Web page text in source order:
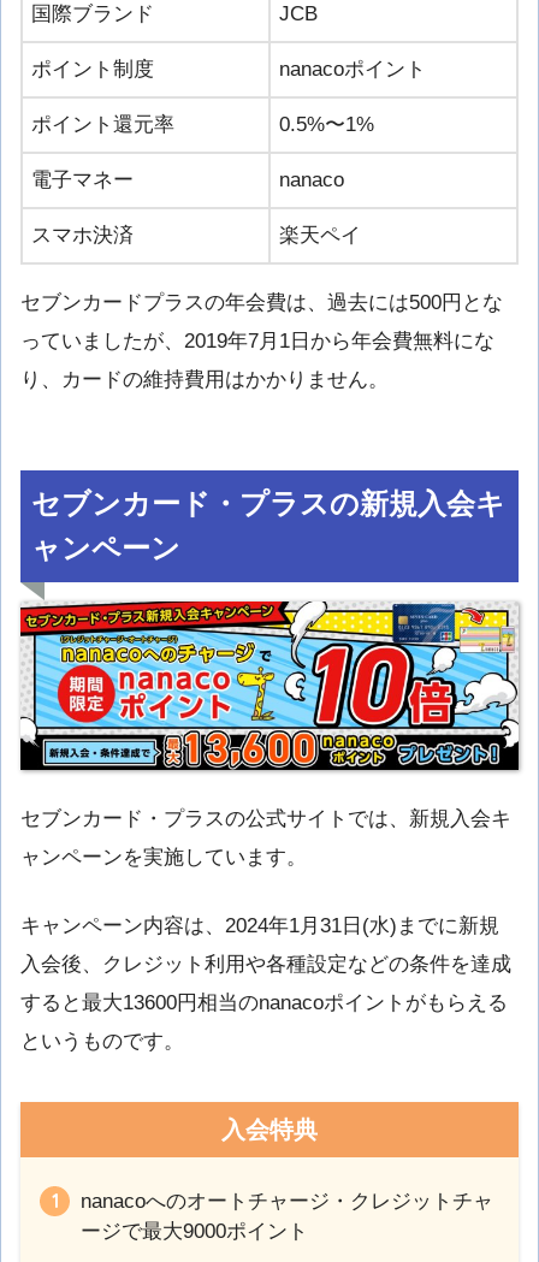
国際ブランド JCB
ポイント制度 nanacoポイント
ポイント還元率 0.5%〜1%
電子マネー nanaco
スマホ決済 楽天ペイ
セブンカードプラスの年会費は、過去には500円とな
っていましたが、2019年7月1日から年会費無料にな
り、カードの維持費用はかかりません。
セブンカード・プラスの新規入会キ
ャンペーン
セブンカード・プラスの公式サイトでは、新規入会キ
ャンペーンを実施しています。
キャンペーン内容は、2024年1月31日(水)までに新規
入会後、クレジット利用や各種設定などの条件を達成
すると最大13600円相当のnanacoポイントがもらえる
というものです。
入会特典
nanacoへのオートチャージ・クレジットチャ
ージで最大9000ポイント